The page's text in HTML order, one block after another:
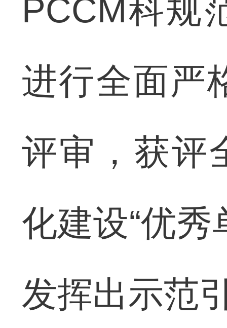
PCCM科规
进行全面严
评审，获评
化建设“优
发挥出示范